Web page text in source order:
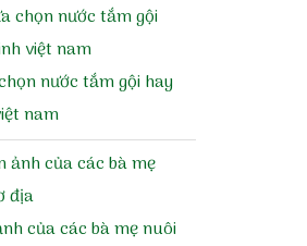
nước tắm gội hay
nam
của các bà mẹ nuôi